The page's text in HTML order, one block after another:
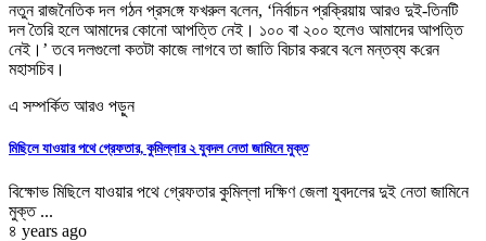
নতুন রাজনৈতিক দল গঠন প্রস‌ঙ্গে ফখরুল ব‌লেন, ‘নির্বাচন প্রক্রিয়ায় আরও দুই-তিনটি
দল তৈরি হলে আমাদের কোনো আপত্তি নেই। ১০০ বা ২০০ হলেও আমাদের আপত্তি
নেই।’ ত‌বে দলগুলো কতটা কাজে লাগবে তা জাতি বিচার করবে ব‌লে মন্তব্য ক‌রেন
মহাস‌চিব।
এ সম্পর্কিত আরও পড়ুন
মিছিলে যাওয়ার পথে গ্রেফতার, কুমিল্লার ২ যুবদল নেতা জামিনে মুক্ত
বিক্ষোভ মিছিলে যাওয়ার পথে গ্রেফতার কুমিল্লা দক্ষিণ জেলা যুবদলের দুই নেতা জামিনে
মুক্ত ...
৪ years ago